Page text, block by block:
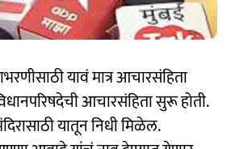
यावं मात्र आचारसंहिता
आचारसंहिता सुरू होती.
यातून निधी मिळेल.